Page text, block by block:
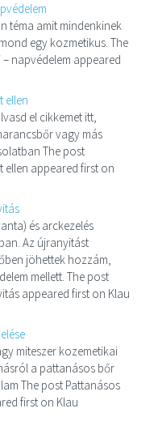
téma amit mindenkinek
egy kozmetikus. The
napvédelem appeared
ellen
el cikkemet itt,
vagy más
The post
ellen appeared first on
és arckezelés
Az újranyitást
jöhettek hozzám,
mellett. The post
appeared first on Klau
miteszer kozemetikai
a pattanásos bőr
The post Pattanásos
first on Klau